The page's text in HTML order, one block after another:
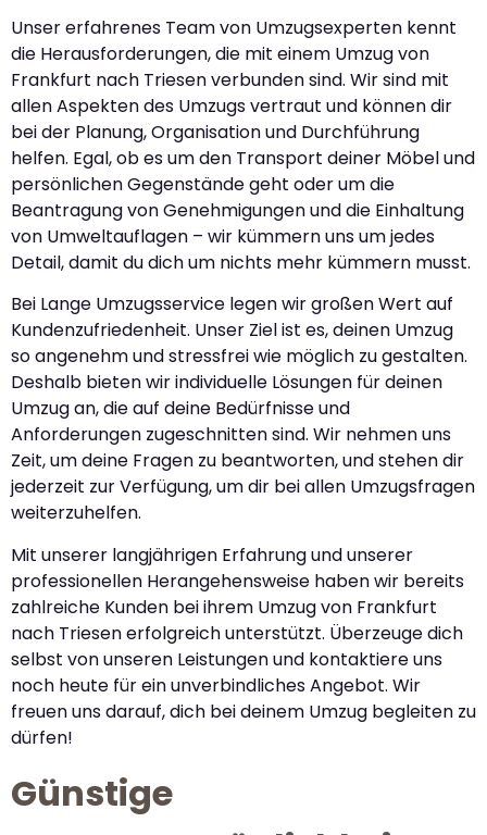
Unser erfahrenes Team von Umzugsexperten kennt
die Herausforderungen, die mit einem Umzug von
Frankfurt nach Triesen verbunden sind. Wir sind mit
allen Aspekten des Umzugs vertraut und können dir
bei der Planung, Organisation und Durchführung
helfen. Egal, ob es um den Transport deiner Möbel und
persönlichen Gegenstände geht oder um die
Beantragung von Genehmigungen und die Einhaltung
von Umweltauflagen – wir kümmern uns um jedes
Detail, damit du dich um nichts mehr kümmern musst.
Bei Lange Umzugsservice legen wir großen Wert auf
Kundenzufriedenheit. Unser Ziel ist es, deinen Umzug
so angenehm und stressfrei wie möglich zu gestalten.
Deshalb bieten wir individuelle Lösungen für deinen
Umzug an, die auf deine Bedürfnisse und
Anforderungen zugeschnitten sind. Wir nehmen uns
Zeit, um deine Fragen zu beantworten, und stehen dir
jederzeit zur Verfügung, um dir bei allen Umzugsfragen
weiterzuhelfen.
Mit unserer langjährigen Erfahrung und unserer
professionellen Herangehensweise haben wir bereits
zahlreiche Kunden bei ihrem Umzug von Frankfurt
nach Triesen erfolgreich unterstützt. Überzeuge dich
selbst von unseren Leistungen und kontaktiere uns
noch heute für ein unverbindliches Angebot. Wir
freuen uns darauf, dich bei deinem Umzug begleiten zu
dürfen!
Günstige